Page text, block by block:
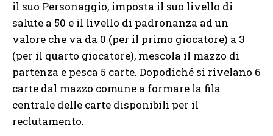
il suo Personaggio, imposta il suo livello di
salute a 50 e il livello di padronanza ad un
valore che va da 0 (per il primo giocatore) a 3
(per il quarto giocatore), mescola il mazzo di
partenza e pesca 5 carte. Dopodiché si rivelano 6
carte dal mazzo comune a formare la fila
centrale delle carte disponibili per il
reclutamento.